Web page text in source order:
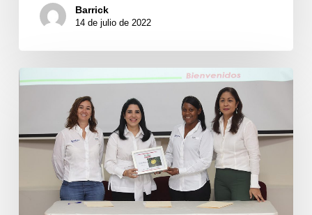
Barrick
14 de julio de 2022
Barrick
Pueblo
programa
Rescate